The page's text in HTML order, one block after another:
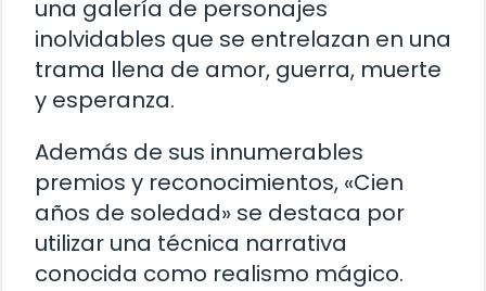
una galería de personajes
inolvidables que se entrelazan en una
trama llena de amor, guerra, muerte
y esperanza.
Además de sus innumerables
premios y reconocimientos, «Cien
años de soledad» se destaca por
utilizar una técnica narrativa
conocida como realismo mágico.